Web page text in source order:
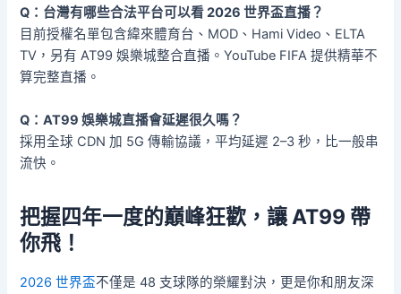
Q：台灣有哪些合法平台可以看 2026 世界盃直播？
目前授權名單包含緯來體育台、MOD、Hami Video、ELTA
TV，另有 AT99 娛樂城整合直播。YouTube FIFA 提供精華不
算完整直播。
Q：AT99 娛樂城直播會延遲很久嗎？
採用全球 CDN 加 5G 傳輸協議，平均延遲 2–3 秒，比一般串
流快。
把握四年一度的巔峰狂歡，讓 AT99 帶
你飛！
2026 世界盃不僅是 48 支球隊的榮耀對決，更是你和朋友深